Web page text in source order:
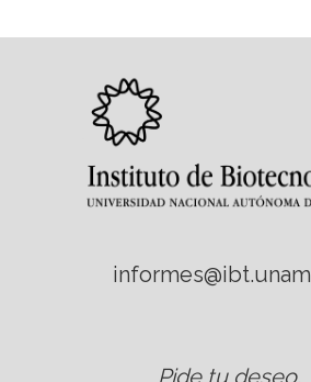
Pide tu deseo.